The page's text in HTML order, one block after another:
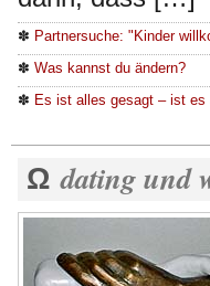
✽ Partnersuche: "Kinder
✽ Was kannst du ändern?
✽ Es ist alles gesagt – ist es
Ω dating und